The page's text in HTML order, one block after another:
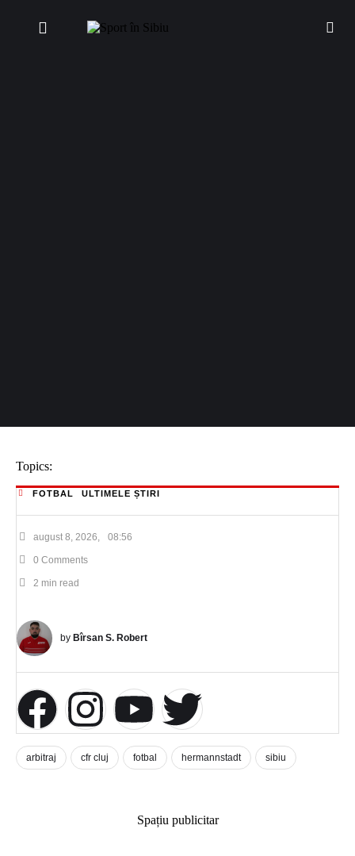
Topics:
FOTBAL ULTIMELE ȘTIRI
august 8, 2026, 08:56
0 Comments
2 min read
by Bîrsan S. Robert
arbitraj cfr cluj fotbal hermannstadt sibiu
Spațiu publicitar